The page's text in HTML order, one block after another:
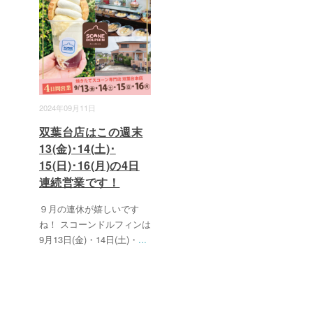
2024年09月11日
双葉台店はこの週末
13(金)･14(土)･
15(日)･16(月)の4日
連続営業です！
９月の連休が嬉しいです
ね！ スコーンドルフィンは
9月13日(金)・14日(土)・ ...